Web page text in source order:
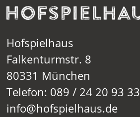
Hofspielhaus
Falkenturmstr. 8
80331 München
Telefon: 089 / 24 20 93 33
info@hofspielhaus.de